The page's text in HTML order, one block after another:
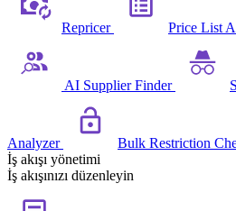
Repricer Price List
AI Supplier Finder
Analyzer Bulk Restriction
İş akışı yönetimi
İş akışınızı düzenleyin